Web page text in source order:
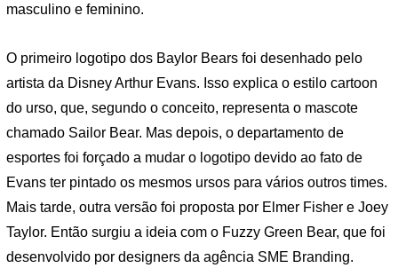
masculino e feminino.
O primeiro logotipo dos Baylor Bears foi desenhado pelo
artista da Disney Arthur Evans. Isso explica o estilo cartoon
do urso, que, segundo o conceito, representa o mascote
chamado Sailor Bear. Mas depois, o departamento de
esportes foi forçado a mudar o logotipo devido ao fato de
Evans ter pintado os mesmos ursos para vários outros times.
Mais tarde, outra versão foi proposta por Elmer Fisher e Joey
Taylor. Então surgiu a ideia com o Fuzzy Green Bear, que foi
desenvolvido por designers da agência SME Branding.